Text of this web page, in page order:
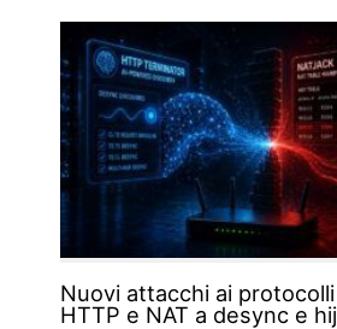
Nuovi attacchi ai
HTTP e NAT a desync e